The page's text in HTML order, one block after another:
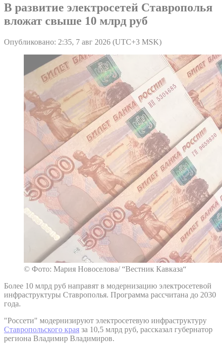
В развитие электросетей Ставрополья
вложат свыше 10 млрд руб
Опубликовано: 2:35, 7 авг 2026 (UTC+3 MSK)
© Фото: Мария Новоселова/ “Вестник Кавказа“
Более 10 млрд руб направят в модернизацию электросетевой
инфраструктуры Ставрополья. Программа рассчитана до 2030
года.
"Россети" модернизируют электросетевую инфраструктуру
Ставропольского края за 10,5 млрд руб, рассказал губернатор
региона Владимир Владимиров.